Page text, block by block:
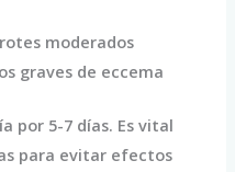
moderados
graves de eccema
por 5-7 días. Es vital
para evitar efectos